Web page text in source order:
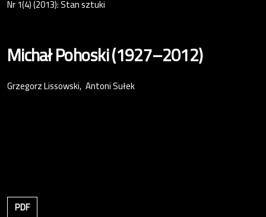
Nr 1(4) (2013): Stan sztuki
Michał Pohoski (1927–2012)
Grzegorz Lissowski Antoni Sułek
PDF